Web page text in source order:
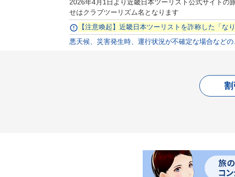
2026年4月1日より近畿日本ツーリスト公式サイトの
せはクラブツーリズム名となります
【注意喚起】近畿日本ツーリストを詐称した「な
悪天候、災害発生時、運行状況が不確定な場合など
割